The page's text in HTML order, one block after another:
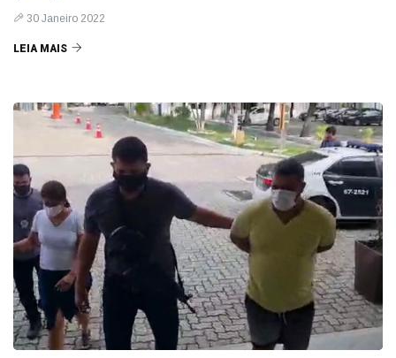
30 Janeiro 2022
LEIA MAIS